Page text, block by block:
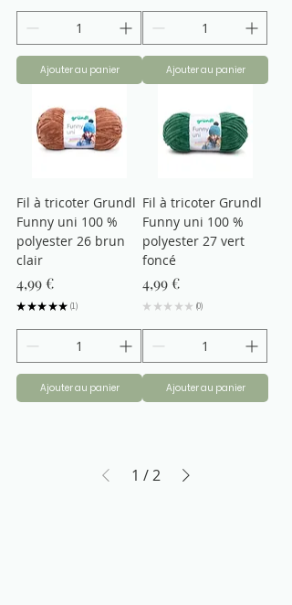
Ajouter au panier Ajouter au panier
Fil à tricoter Grundl
Funny uni 100 %
polyester 26 brun
clair
Prix
4,99 €
★ ★★ ★★ 1
1
Ajouter au panier
Fil à tricoter Grundl
Funny uni 100 %
polyester 27 vert
foncé
Prix
4,99 €
★ ★ ★ ★ ★ 0
0
Ajouter au panier
1 /2